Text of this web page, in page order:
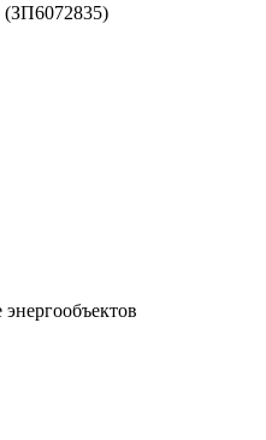
(ЗП6072835)